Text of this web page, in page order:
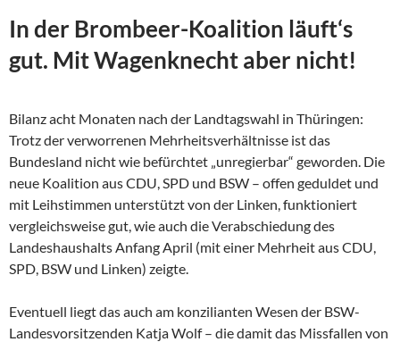
In der Brombeer-Koalition läuft‘s
gut. Mit Wagenknecht aber nicht!
Bilanz acht Monaten nach der Landtagswahl in Thüringen:
Trotz der verworrenen Mehrheitsverhältnisse ist das
Bundesland nicht wie befürchtet „unregierbar“ geworden. Die
neue Koalition aus CDU, SPD und BSW – offen geduldet und
mit Leihstimmen unterstützt von der Linken, funktioniert
vergleichsweise gut, wie auch die Verabschiedung des
Landeshaushalts Anfang April (mit einer Mehrheit aus CDU,
SPD, BSW und Linken) zeigte.
Eventuell liegt das auch am konzilianten Wesen der BSW-
Landesvorsitzenden Katja Wolf – die damit das Missfallen von